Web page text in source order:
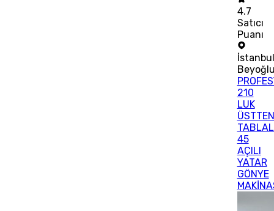
4.7
Satıcı
Puanı
İstanbul
210
LUK
ÜSTTEN
45
AÇILI
YATAR
GÖNYE